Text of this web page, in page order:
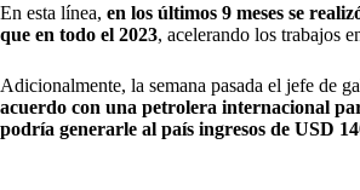
En esta línea, en los últimos 9 meses se
que en todo el 2023, acelerando los trabajos
Adicionalmente, la semana pasada el jefe de
acuerdo con una petrolera internacional
podría generarle al país ingresos de USD